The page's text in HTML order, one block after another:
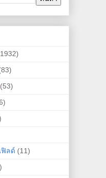
(53)
ฟิลด์ (11)